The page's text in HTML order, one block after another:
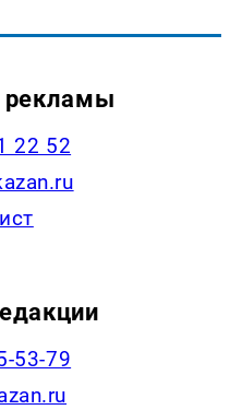
22 52
53-79